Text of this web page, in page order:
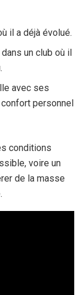
il a déjà évolué.
un club où il
avec ses
personnel
conditions
voire un
de la masse